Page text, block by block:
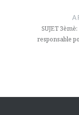
l’articleSUJET
responsable